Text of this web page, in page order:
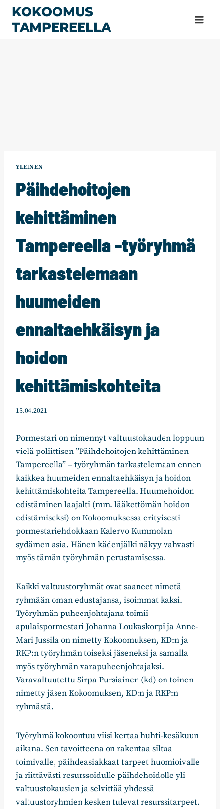
Siirry
sisältöön
KOKOOMUS
TAMPEREELLA
YLEINEN
Päihdehoitojen
kehittäminen
Tampereella -työryhmä
tarkastelemaan
huumeiden
ennaltaehkäisyn ja
hoidon
kehittämiskohteita
15.04.2021
Pormestari on nimennyt valtuustokauden loppuun
vielä poliittisen ”Päihdehoitojen kehittäminen
Tampereella” – työryhmän tarkastelemaan ennen
kaikkea huumeiden ennaltaehkäisyn ja hoidon
kehittämiskohteita Tampereella. Huumehoidon
edistäminen laajalti (mm. lääkettömän hoidon
edistämiseksi) on Kokoomuksessa erityisesti
pormestariehdokkaan Kalervo Kummolan
sydämen asia. Hänen kädenjälki näkyy vahvasti
myös tämän työryhmän perustamisessa.
Kaikki valtuustoryhmät ovat saaneet nimetä
ryhmään oman edustajansa, isoimmat kaksi.
Työryhmän puheenjohtajana toimii
apulaispormestari Johanna Loukaskorpi ja Anne-
Mari Jussila on nimetty Kokoomuksen, KD:n ja
RKP:n työryhmän toiseksi jäseneksi ja samalla
myös työryhmän varapuheenjohtajaksi.
Varavaltuutettu Sirpa Pursiainen (kd) on toinen
nimetty jäsen Kokoomuksen, KD:n ja RKP:n
ryhmästä.
Työryhmä kokoontuu viisi kertaa huhti-kesäkuun
aikana. Sen tavoitteena on rakentaa siltaa
toimivalle, päihdeasiakkaat tarpeet huomioivalle
ja riittävästi resurssoidulle päihdehoidolle yli
valtuustokausien ja selvittää yhdessä
valtuustoryhmien kesken tulevat resurssitarpeet.